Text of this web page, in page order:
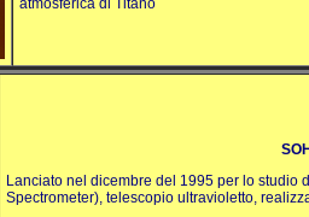
atmosferica di Titano
Lanciato nel dicembre del 1995 per lo studio
Spectrometer), telescopio ultravioletto,